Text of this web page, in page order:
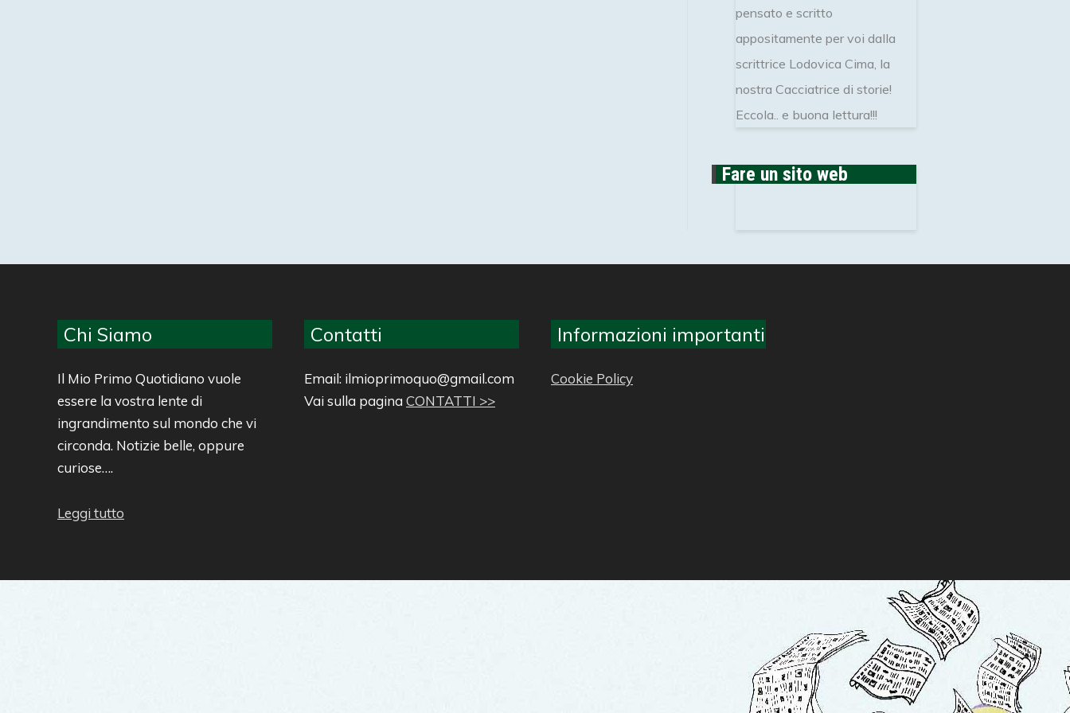
pensato e scritto
appositamente per voi dalla
scrittrice Lodovica Cima, la
nostra Cacciatrice di storie!
Eccola.. e buona lettura!!!
Fare un sito web
Chi Siamo
Il Mio Primo Quotidiano vuole
essere la vostra lente di
ingrandimento sul mondo che vi
circonda. Notizie belle, oppure
curiose….
Leggi tutto
Contatti
Email: ilmioprimoquo@gmail.com
Vai sulla pagina CONTATTI >>
Informazioni importanti
Cookie Policy